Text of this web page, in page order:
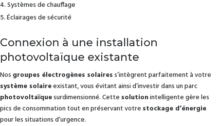
Systèmes de chauffage
Éclairages de sécurité
Connexion à une installation
photovoltaïque existante
Nos groupes électrogènes solairess’intègrent parfaitement à votre
système solaireexistant, vous évitant ainsi d’investir dans un parc
photovoltaïquesurdimensionné. Cette solutionintelligente gère les
pics de consommation tout en préservant votre stockage d’énergie
pour les situations d’urgence.